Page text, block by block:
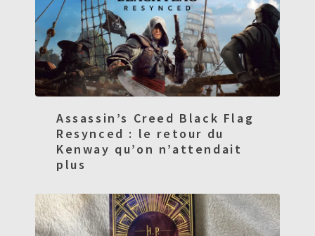
Assassin’s Creed Black Flag
Resynced : le retour du
Kenway qu’on n’attendait
plus